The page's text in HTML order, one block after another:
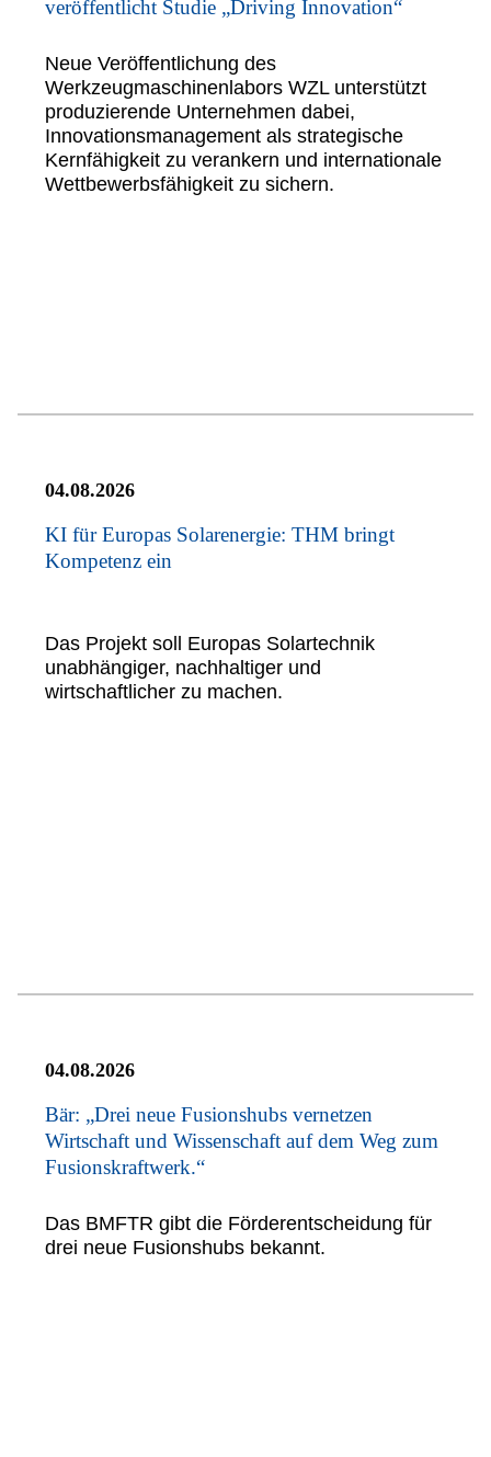
veröffentlicht Studie „Driving Innovation“
Neue Veröffentlichung des
Werkzeugmaschinenlabors WZL unterstützt
produzierende Unternehmen dabei,
Innovationsmanagement als strategische
Kernfähigkeit zu verankern und internationale
Wettbewerbsfähigkeit zu sichern.
04.08.2026
KI für Europas Solarenergie: THM bringt
Kompetenz ein
Das Projekt soll Europas Solartechnik
unabhängiger, nachhaltiger und
wirtschaftlicher zu machen.
04.08.2026
Bär: „Drei neue Fusionshubs vernetzen
Wirtschaft und Wissenschaft auf dem Weg zum
Fusionskraftwerk.“
Das BMFTR gibt die Förderentscheidung für
drei neue Fusionshubs bekannt.